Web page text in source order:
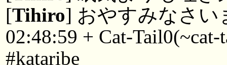
[Tihiro] おやすみなさい
02:48:59 + Cat-
#kataribe